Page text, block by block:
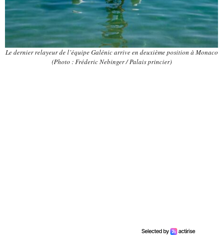
Le dernier relayeur de l’équipe Galénic arrive en deuxième position à Monaco
(Photo : Fréderic Nebinger / Palais princier)